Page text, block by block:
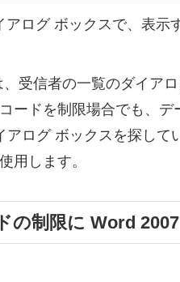
アログ ボックスで、表示
受信者の一覧のダイアロ
ードを制限場合でも、デ
アログ ボックスを探し
用します。
の制限に Word